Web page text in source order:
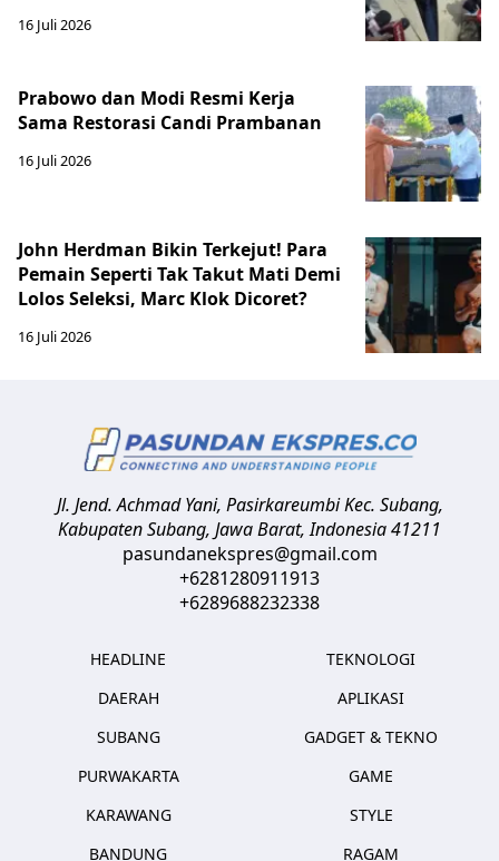
16 Juli 2026
Prabowo dan Modi Resmi Kerja
Sama Restorasi Candi Prambanan
16 Juli 2026
John Herdman Bikin Terkejut! Para
Pemain Seperti Tak Takut Mati Demi
Lolos Seleksi, Marc Klok Dicoret?
16 Juli 2026
Jl. Jend. Achmad Yani, Pasirkareumbi Kec. Subang,
Kabupaten Subang, Jawa Barat,Indonesia41211
pasundanekspres@gmail.com
+6281280911913
+6289688232338
HEADLINE
DAERAH
SUBANG
PURWAKARTA
KARAWANG
BANDUNG
TEKNOLOGI
APLIKASI
GADGET & TEKNO
GAME
STYLE
RAGAM